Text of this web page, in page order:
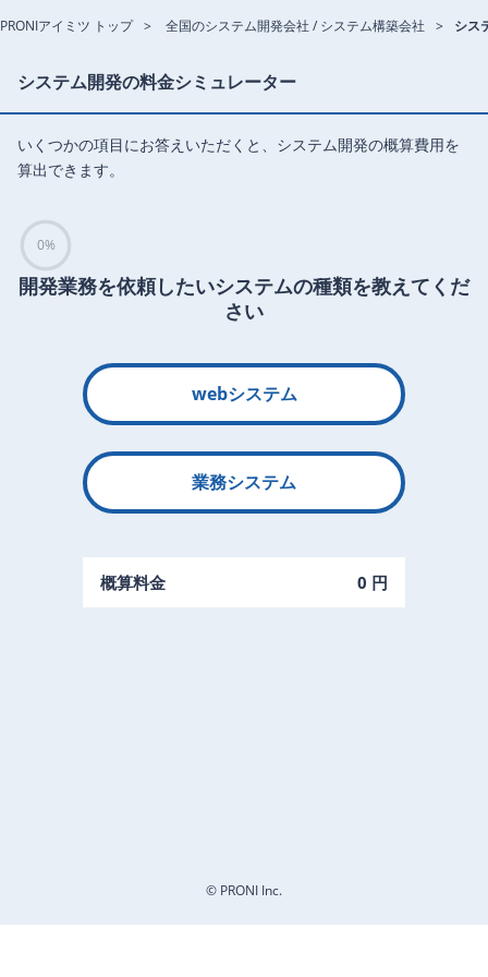
PRONIアイミツ トップ 全国のシステム開発会社 / システム構築会社 シス
システム開発の料金シミュレーター
いくつかの項目にお答えいただくと、システム開発の概算費用を
算出できます。
0%
開発業務を依頼したいシステムの種類を教えてくだ
さい
webシステム
業務システム
概算料金 0 円
© PRONI Inc.